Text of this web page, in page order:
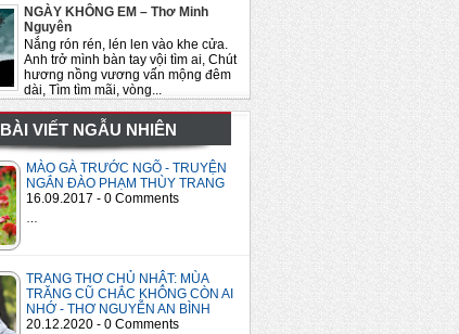
NGÀY KHÔNG EM – Thơ Minh
Nguyên
Nắng rón rén, lén len vào khe cửa.
Anh trở mình bàn tay vội tìm ai, Chút
hương nồng vương vấn mộng đêm
dài, Tìm tìm mãi, vòng...
BÀI VIẾT NGẪU NHIÊN
MÀO GÀ TRƯỚC NGÕ - TRUYỆN
NGẮN ĐÀO PHẠM THÙY TRANG
16.09.2017 - 0 Comments
TRANG THƠ CHỦ NHẬT: MÙA
TRĂNG CŨ CHẮC KHÔNG CÒN AI
NHỚ - THƠ NGUYỄN AN BÌNH
20.12.2020 - 0 Comments